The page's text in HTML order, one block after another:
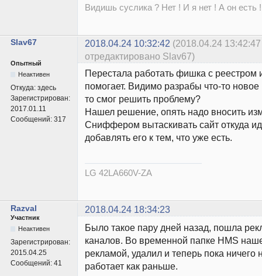
Видишь суслика ? Нет ! И я нет ! А он есть
Slav67 2018.04.24 10:32:42 (2018.04.24 13:42:47
отредактировано Slav67)
Опытный
Неактивен
Откуда: здесь
Зарегистрирован:
2017.01.11
Сообщений: 317
Перестала работать фишка с реестром
помогает. Видимо разрабы что-то
то смог решить проблему?
Нашел решение, опять надо вносить
Сниффером вытаскивать сайт откуда
добавлять его к тем, что уже есть.
LG 42LA660V-ZA
Razval 2018.04.24 18:34:23
Участник
Неактивен
Зарегистрирован:
2015.04.25
Сообщений: 41
Было такое пару дней назад, пошла
каналов. Во временной папке HMS
рекламой, удалил и теперь пока ничего
работает как раньше.